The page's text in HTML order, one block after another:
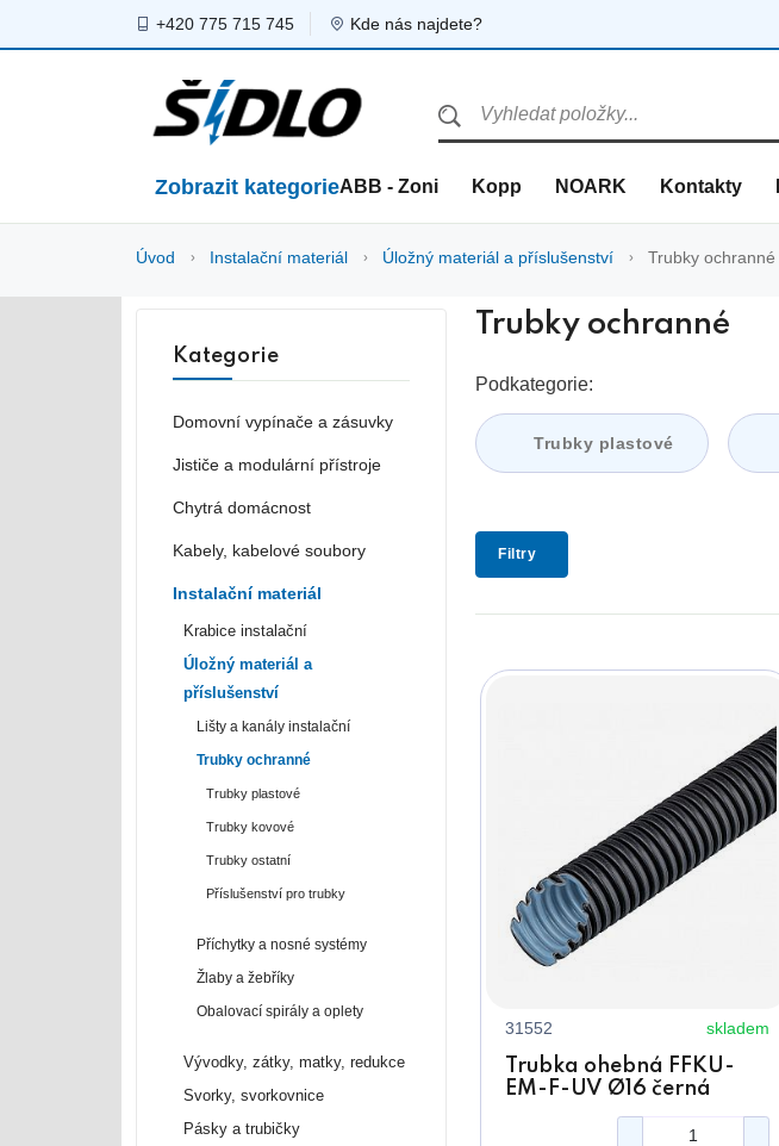
+420 775 715 745 Kde nás najdete?
Zobrazit kategorieABB - Zoni Kopp NOARK Kontakty
Úvod Instalační materiál Úložný materiál a příslušenství Trubky ochranné
Trubky ochranné
Podkategorie:
Trubky plastové
Filtry
31552 skladem
Trubka ohebná FFKU-
EM-F-UV Ø16 černá
Kategorie
Domovní vypínače a zásuvky
Jističe a modulární přístroje
Chytrá domácnost
Kabely, kabelové soubory
Instalační materiál
Krabice instalační
Úložný materiál a
příslušenství
Lišty a kanály instalační
Trubky ochranné
Trubky plastové
Trubky kovové
Trubky ostatní
Příslušenství pro trubky
Příchytky a nosné systémy
Žlaby a žebříky
Obalovací spirály a oplety
Vývodky, zátky, matky, redukce
Svorky, svorkovnice
Pásky a trubičky